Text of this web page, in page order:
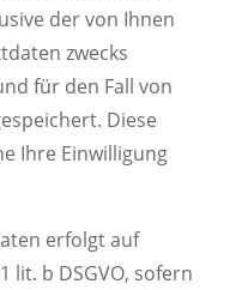
der von Ihnen
zwecks
für den Fall von
Diese
Ihre Einwilligung
erfolgt auf
lit. b DSGVO, sofern